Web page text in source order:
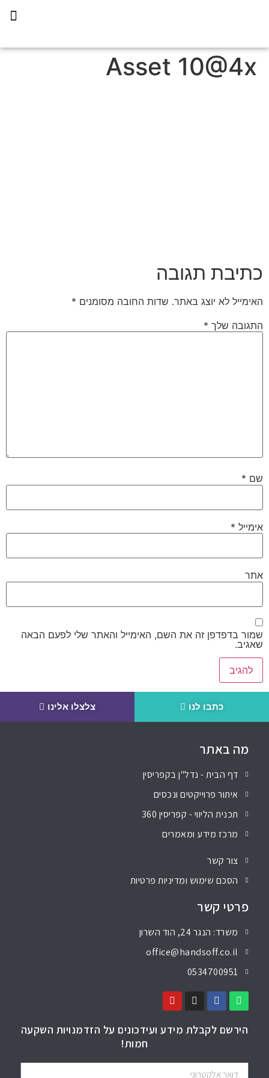
Asset 10@4x
כתיבת תגובה
האימייל לא יוצג באתר. שדות החובה מסומנים *
התגובה שלך *
שם *
אימייל *
אתר
שמור בדפדפן זה את השם, האימייל והאתר שלי לפעם הבאה
שאגיב.
כתבו לנו צלצלו אלינו
מה באתר
דף הבית - נדל"ן בקפריסין
איתור פרוייקטים ונכסים
תכנית הליווי - קפריסין 360
מרכז מידע ומאמרים
צור קשר
הסכם שימוש ומדיניות פרטיות
פרטי קשר
משרד: הנגר 24, הוד השרון
office@handsoff.co.il
0534700951
הירשם לקבלת מידע ועידכונים על הזדמנויות השקעה
חמות!